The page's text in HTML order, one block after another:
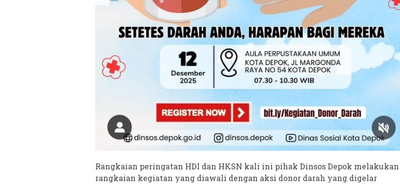
Rangkaian peringatan HDI dan HKSN kali ini pihak Dinsos Depok melakukan
rangkaian kegiatan yang diawali dengan aksi donor darah yang digelar